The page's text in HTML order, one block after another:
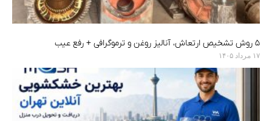
۵ روش تشخیص ارتعاش، آنالیز روغن و ترموگرافی + رفع عیب
۱۷ مرداد ۱۴۰۵